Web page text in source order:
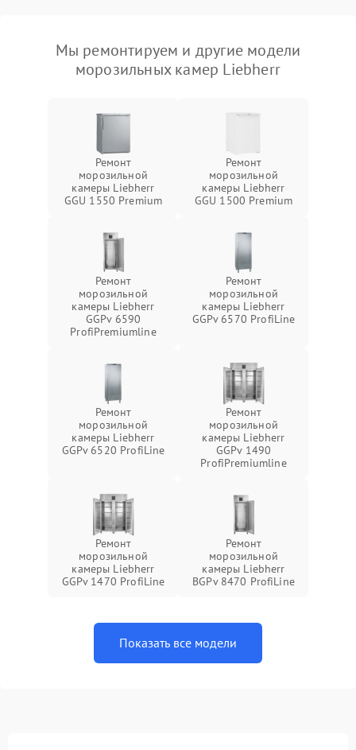
Мы ремонтируем и другие модели
морозильных камер Liebherr
Ремонт
морозильной
камеры Liebherr
GGU 1550 Premium
Ремонт
морозильной
камеры Liebherr
GGU 1500 Premium
Ремонт
морозильной
камеры Liebherr
GGPv 6590
ProfiPremiumline
Ремонт
морозильной
камеры Liebherr
GGPv 6570 ProfiLine
Ремонт
морозильной
камеры Liebherr
GGPv 6520 ProfiLine
Ремонт
морозильной
камеры Liebherr
GGPv 1490
ProfiPremiumline
Ремонт
морозильной
камеры Liebherr
GGPv 1470 ProfiLine
Ремонт
морозильной
камеры Liebherr
BGPv 8470 ProfiLine
Показать все модели